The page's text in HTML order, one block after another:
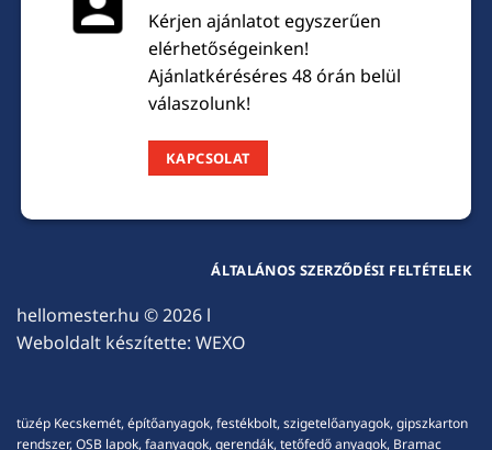
Kérjen ajánlatot egyszerűen
elérhetőségeinken!
Ajánlatkéréséres 48 órán belül
válaszolunk!
KAPCSOLAT
hellomester.hu © 2026 l
Weboldalt készítette: WEXO
ÁLTALÁNOS SZERZŐDÉSI FELTÉTELEK
tüzép Kecskemét, építőanyagok, festékbolt, szigetelőanyagok, gipszkarton
rendszer, OSB lapok, faanyagok, gerendák, tetőfedő anyagok, Bramac